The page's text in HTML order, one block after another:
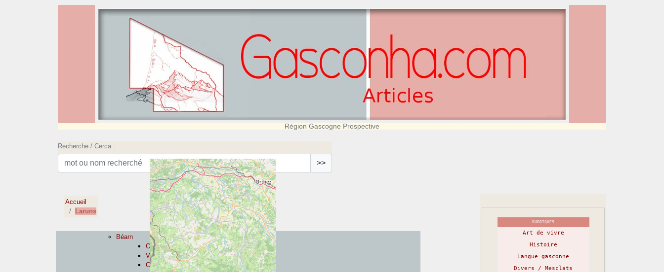
Région Gascogne Prospective
Recherche / Cerca :
>>
Accueil
Laruns
Béarn
Ossau / Aussau
Vic-Bilh
Còr de Bearn
RUBRIQUES
Art de vivre
Histoire
Langue gasconne
Divers / Mesclats